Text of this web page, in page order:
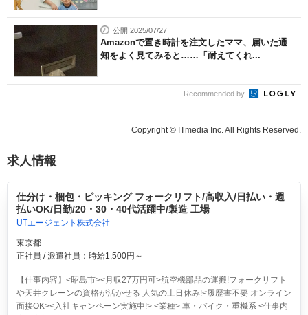
公開 2025/07/27
Amazonで置き時計を注文したママ、届いた通
知をよく見てみると……「耐えてくれ...
Recommended by
Copyright © ITmedia Inc. All Rights Reserved.
求人情報
仕分け・梱包・ピッキング フォークリフト/高収入/日払い・週
払いOK/日勤/20・30・40代活躍中/製造 工場
UTエージェント株式会社
東京都
正社員 / 派遣社員：時給1,500円～
【仕事内容】<昭島市><月収27万円可>航空機部品の運搬!フォークリフト
や天井クレーンの資格が活かせる 人気の土日休み!<履歴書不要 オンライン
面接OK><入社キャンペーン実施中!> <業種> 車・バイク・重機系 <仕事内